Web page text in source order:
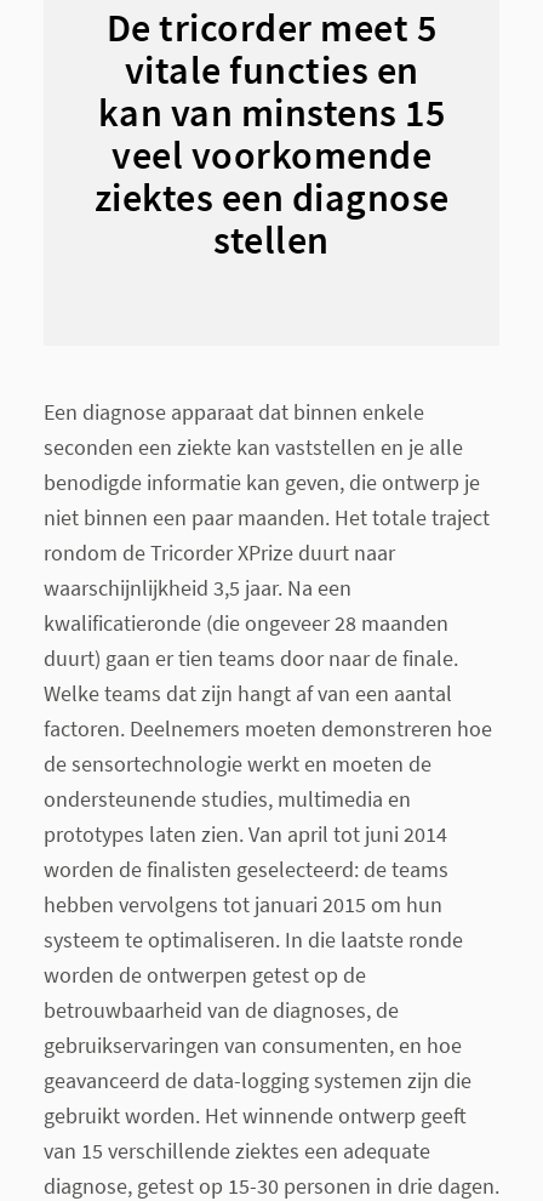
De tricorder meet 5
vitale functies en
kan van minstens 15
veel voorkomende
ziektes een diagnose
stellen
Een diagnose apparaat dat binnen enkele
seconden een ziekte kan vaststellen en je alle
benodigde informatie kan geven, die ontwerp je
niet binnen een paar maanden. Het totale traject
rondom de Tricorder XPrize duurt naar
waarschijnlijkheid 3,5 jaar. Na een
kwalificatieronde (die ongeveer 28 maanden
duurt) gaan er tien teams door naar de finale.
Welke teams dat zijn hangt af van een aantal
factoren. Deelnemers moeten demonstreren hoe
de sensortechnologie werkt en moeten de
ondersteunende studies, multimedia en
prototypes laten zien. Van april tot juni 2014
worden de finalisten geselecteerd: de teams
hebben vervolgens tot januari 2015 om hun
systeem te optimaliseren. In die laatste ronde
worden de ontwerpen getest op de
betrouwbaarheid van de diagnoses, de
gebruikservaringen van consumenten, en hoe
geavanceerd de data-logging systemen zijn die
gebruikt worden. Het winnende ontwerp geeft
van 15 verschillende ziektes een adequate
diagnose, getest op 15-30 personen in drie dagen.